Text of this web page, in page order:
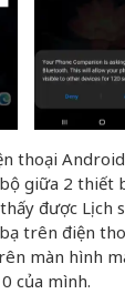
thoại Android
giữa 2 thiết
được Lịch
trên điện
màn hình
của mình.